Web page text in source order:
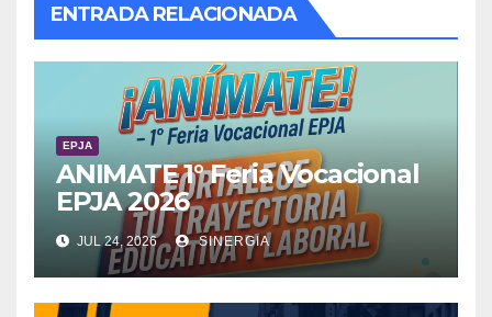
ENTRADA RELACIONADA
EPJA
ANIMATE 1° Feria Vocacional
EPJA 2026
JUL 24, 2026 SINERGIA